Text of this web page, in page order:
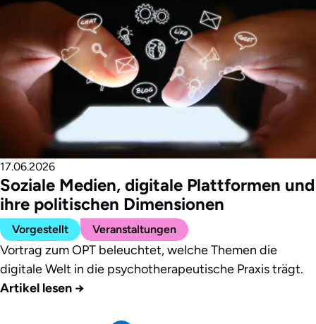
Soziale Medien, digitale Plattformen und
ihre politischen Dimensionen
17.06.2026
Vorgestellt Veranstaltungen
Vortrag zum OPT beleuchtet, welche Themen die
digitale Welt in die psychotherapeutische Praxis trägt.
Artikel lesen →